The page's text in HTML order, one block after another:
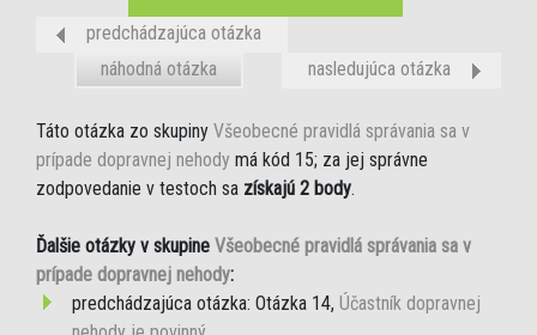
predchádzajúca otázka
nasledujúca otázka
náhodná otázka
Táto otázka zo skupiny Všeobecné pravidlá správania sa v
prípade dopravnej nehody má kód 15; za jej správne
zodpovedanie v testoch sa získajú 2 body.
Ďalšie otázky v skupine Všeobecné pravidlá správania sa v
prípade dopravnej nehody:
predchádzajúca otázka: Otázka 14, Účastník dopravnej